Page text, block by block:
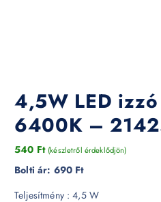
4,5W LED
6400K –
540 Ft (készletről érdeklődjön)
Bolti ár: 690 Ft
Teljesítmény : 4,5 W